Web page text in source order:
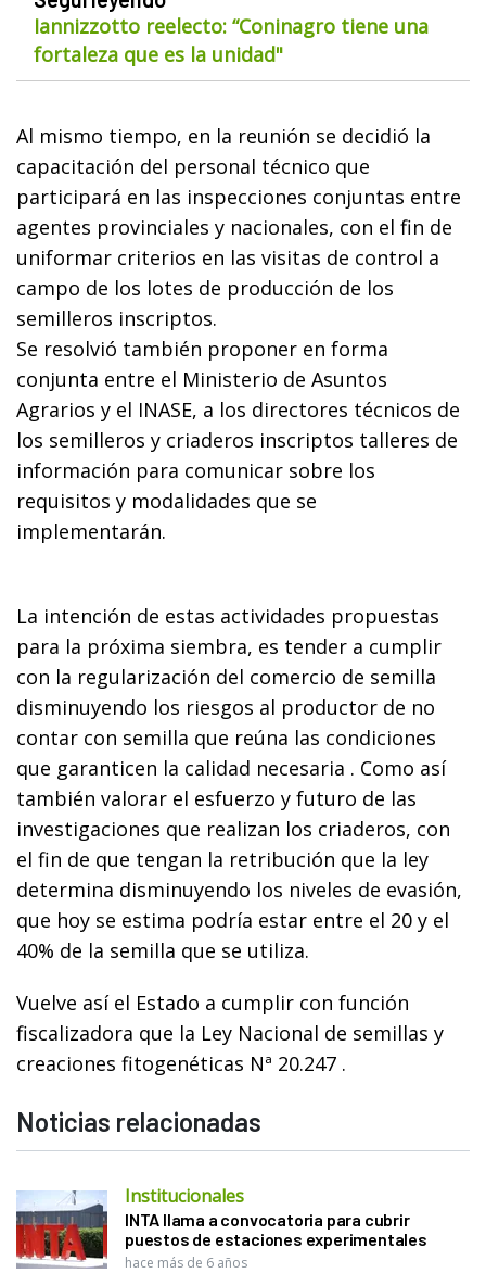
Iannizzotto reelecto: “Coninagro tiene una
fortaleza que es la unidad"
Al mismo tiempo, en la reunión se decidió la
capacitación del personal técnico que
participará en las inspecciones conjuntas entre
agentes provinciales y nacionales, con el fin de
uniformar criterios en las visitas de control a
campo de los lotes de producción de los
semilleros inscriptos.
Se resolvió también proponer en forma
conjunta entre el Ministerio de Asuntos
Agrarios y el INASE, a los directores técnicos de
los semilleros y criaderos inscriptos talleres de
información para comunicar sobre los
requisitos y modalidades que se
implementarán.
La intención de estas actividades propuestas
para la próxima siembra, es tender a cumplir
con la regularización del comercio de semilla
disminuyendo los riesgos al productor de no
contar con semilla que reúna las condiciones
que garanticen la calidad necesaria . Como así
también valorar el esfuerzo y futuro de las
investigaciones que realizan los criaderos, con
el fin de que tengan la retribución que la ley
determina disminuyendo los niveles de evasión,
que hoy se estima podría estar entre el 20 y el
40% de la semilla que se utiliza.
Vuelve así el Estado a cumplir con función
fiscalizadora que la Ley Nacional de semillas y
creaciones fitogenéticas Nª 20.247 .
Noticias relacionadas
Institucionales
INTA llama a convocatoria para cubrir
puestos de estaciones experimentales
hace más de 6 años